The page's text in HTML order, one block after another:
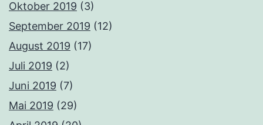
Oktober 2019 (3)
September 2019 (12)
August 2019 (17)
Juli 2019 (2)
Juni 2019 (7)
Mai 2019 (29)